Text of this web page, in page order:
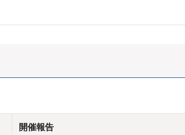
開催報告